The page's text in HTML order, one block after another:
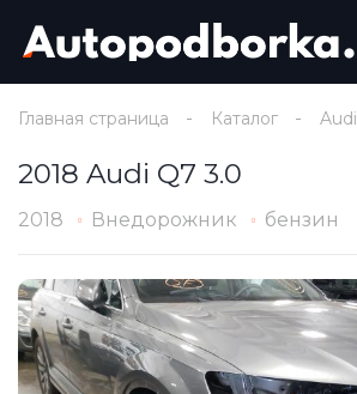
Главная страница Каталог Audi
2018 Audi Q7 3.0
2018 Внедорожник бензин